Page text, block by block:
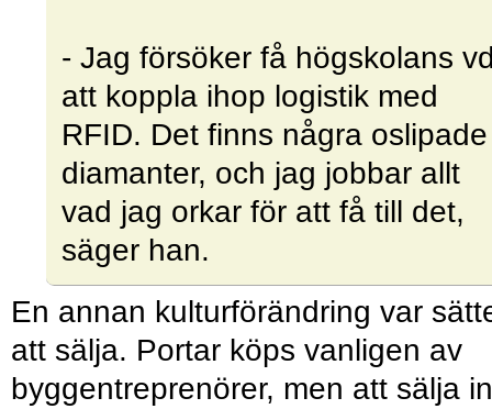
- Jag försöker få högskolans
att koppla ihop logistik med
RFID. Det finns några oslipade
diamanter, och jag jobbar allt
vad jag orkar för att få till det,
säger han.
En annan kulturförändring var
att sälja. Portar köps vanligen av
byggentreprenörer, men att sälja in